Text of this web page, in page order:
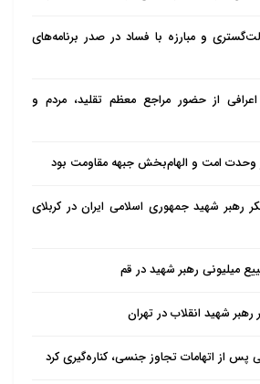
که بتوانند ریشۀ بیداری اسلامی را
اسلامی را به تأخیر بیندازند، شاید
خودشان را در رسوخ به اندیشه‌ها و
برسانند. اما می‌بینید که آن‌قدر
نتوانستند این کار را انجام دهند.
مسیر را به‌گونه‌ای طراحی کنند که از
منطقه جلوگیری کنند؛ همان مردمی
و اختلاف‌افکنی بین آنها تلاش کردند.
دفاع مقدس می‌افتم، به خاطر
فضا وقتی به اوضاع منطقه نگاه
امید به پیروزی در دفاع مقدس داشته
و مبارزه با فساد در صدر برنامه‌های
اعرافی از حضور مراجع معظم تقلید، مردم و
وحدت امت و الهام‌بخش جبهه مقاومت بود
رهبر شهید جمهوری اسلامی ایران در کربلای
میلیونی رهبر شهید در قم
شهید انقلاب در تهران
پس از اتهامات تجاوز جنسی، کناره‌گیری کرد